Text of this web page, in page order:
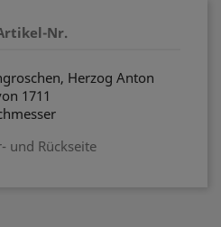
Nr.
Herzog Anton
1711
und Rückseite